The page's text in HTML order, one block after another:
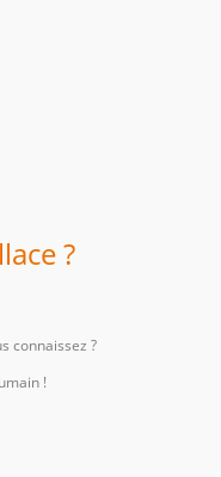
?
connaissez ?
!